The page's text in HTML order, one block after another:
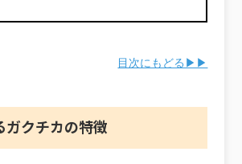
目次にもどる▶▶
ガクチカの特徴